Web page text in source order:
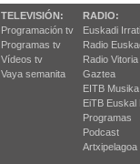
TELEVISIÓN:
Programación tv
Programas tv
Vídeos tv
Vaya semanita
RADIO:
Euskadi
Radio
Radio Vitoria
Gaztea
EITB Musika
EiTB Euskal
Programas
Podcast
Artxipelagoa